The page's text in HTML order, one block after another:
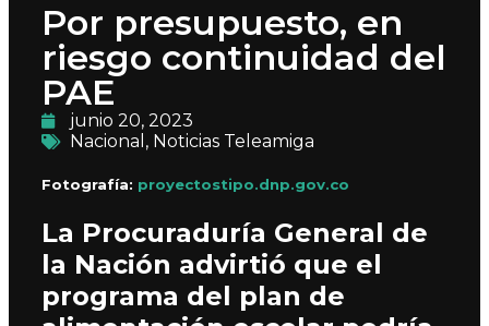
Por presupuesto, en
riesgo continuidad del
PAE
junio 20, 2023
Nacional , Noticias Teleamiga
Fotografía: proyectostipo.dnp.gov.co
La Procuraduría General de
la Nación advirtió que el
programa del plan de